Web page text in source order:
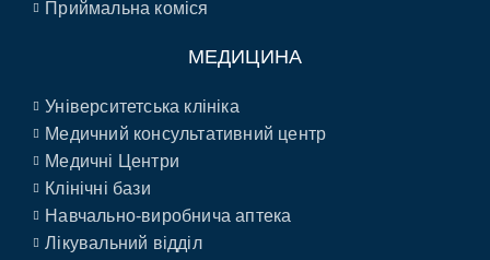
Приймальна коміся
МЕДИЦИНА
Університетська клініка
Медичний консультативний центр
Медичні Центри
Клінічні бази
Навчально-виробнича аптека
Лікувальний відділ